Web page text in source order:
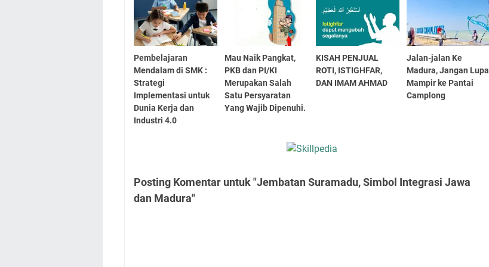
Pembelajaran
Mendalam di SMK :
Strategi
Implementasi untuk
Dunia Kerja dan
Industri 4.0
Mau Naik Pangkat,
PKB dan PI/KI
Merupakan Salah
Satu Persyaratan
Yang Wajib Dipenuhi.
KISAH PENJUAL
ROTI, ISTIGHFAR,
DAN IMAM AHMAD
Jalan-jalan Ke
Madura, Jangan Lupa
Mampir ke Pantai
Camplong
Posting Komentar untuk "Jembatan Suramadu, Simbol Integrasi Jawa
dan Madura"